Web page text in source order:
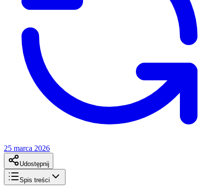
25 marca 2026
Udostępnij
Spis treści